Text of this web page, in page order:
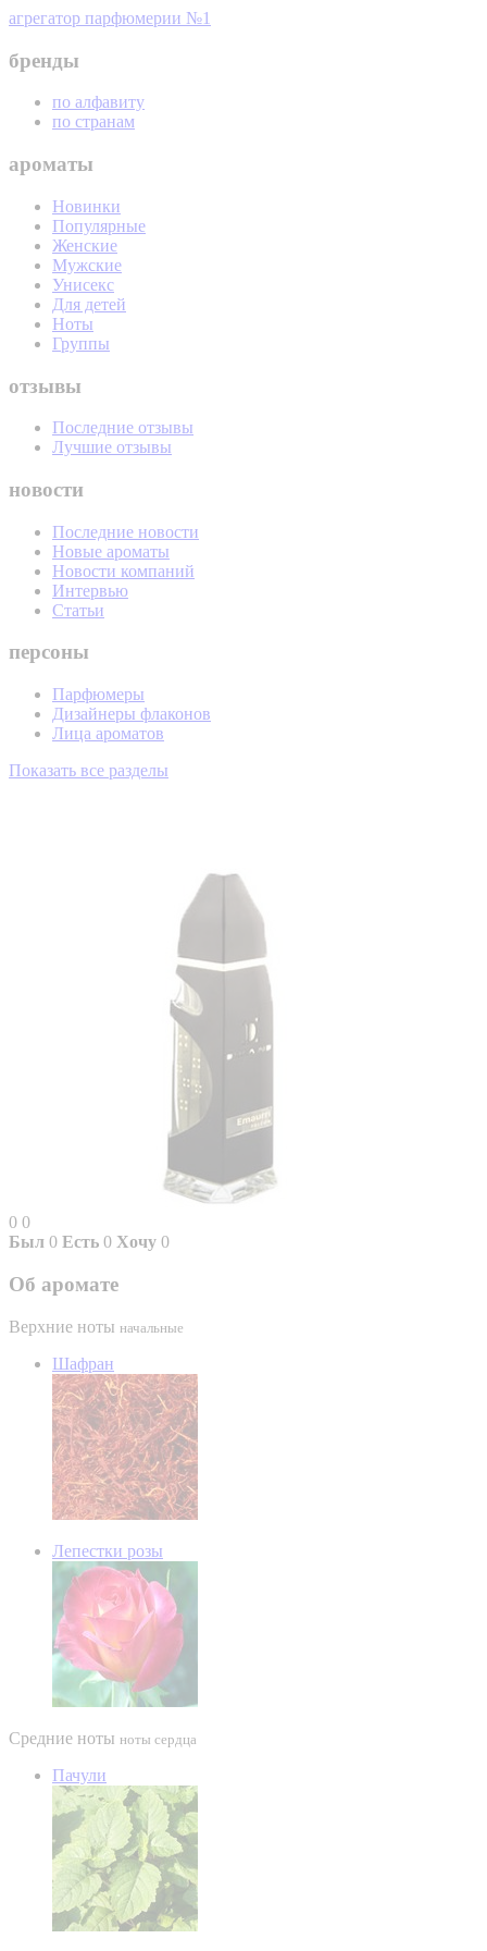
агрегатор парфюмерии №1
бренды
по алфавиту
по странам
ароматы
Новинки
Популярные
Женские
Мужские
Унисекс
Для детей
Ноты
Группы
отзывы
Последние отзывы
Лучшие отзывы
новости
Последние новости
Новые ароматы
Новости компаний
Интервью
Статьи
персоны
Парфюмеры
Дизайнеры флаконов
Лица ароматов
Показать все разделы
0 0
Был 0 Есть 0 Хочу 0
Об аромате
Верхние ноты начальные
Шафран
Лепестки розы
Средние ноты ноты сердца
Пачули